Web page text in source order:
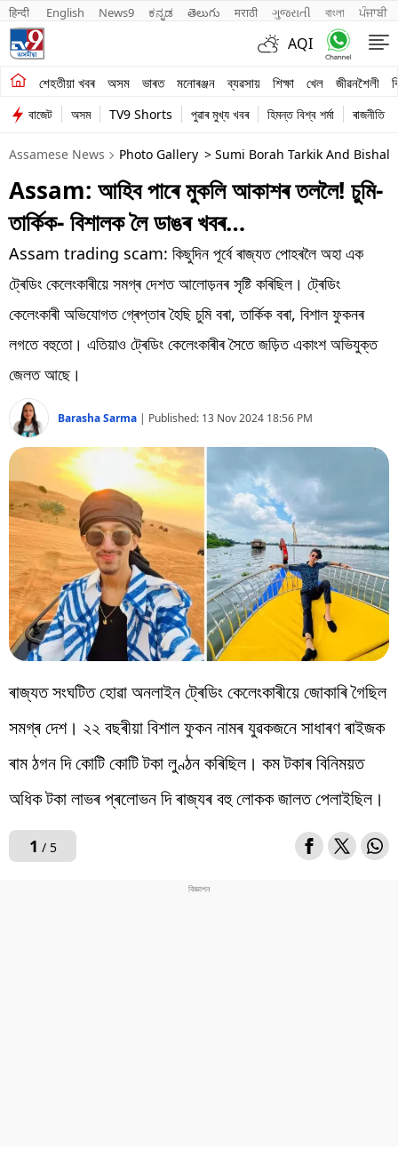
हिन्दी English News9 ಕನ್ನಡ తెలుగు मराठी ગુજરાતી বাংলা ਪੰਜਾਬੀ
AQI
শেহতীয়া খবৰ অসম ভাৰত মনোৰঞ্জন ব্যৱসায় শিক্ষা খেল জীৱনশৈলী
শেহতীয়া খবৰ
অসম
ভাৰত
মনোৰঞ্জন
শিক্ষা
খেল
বিশ্ব
প্ৰযুক্তি
Videos
বাজেট অসম TV9 Shorts পুৱাৰ মুখ্য খবৰ হিমন্ত বিশ্ব শৰ্মা ৰাজনীতি
Assamese News Photo Gallery > Sumi Borah Tarkik And
Assam: আহিব পাৰে মুকলি আকাশৰ তললৈ! চুমি-
তাৰ্কিক- বিশালক লৈ ডাঙৰ খবৰ…
Assam trading scam: কিছুদিন পূৰ্বে ৰাজ্যত পোহৰলৈ অহা এক
ট্ৰেডিং কেলেংকাৰীয়ে সমগ্ৰ দেশত আলোড়নৰ সৃষ্টি কৰিছিল। ট্ৰেডিং
কেলেংকাৰী অভিযোগত গ্ৰেপ্তাৰ হৈছি চুমি বৰা, তাৰ্কিক বৰা, বিশাল ফুকনৰ
লগতে বহুতো। এতিয়াও ট্ৰেডিং কেলেংকাৰীৰ সৈতে জড়িত একাংশ অভিযুক্ত
জেলত আছে।
Barasha Sarma | Published: 13 Nov 2024 18:56 PM
ৰাজ্যত সংঘটিত হোৱা অনলাইন ট্ৰেডিং কেলেংকাৰীয়ে জোকাৰি গৈছিল
সমগ্ৰ দেশ। ২২ বছৰীয়া বিশাল ফুকন নামৰ যুৱকজনে সাধাৰণ ৰাইজক
ৰাম ঠগন দি কোটি কোটি টকা লুণ্ঠন কৰিছিল। কম টকাৰ বিনিময়ত
অধিক টকা লাভৰ প্ৰলোভন দি ৰাজ্যৰ বহু লোকক জালত পেলাইছিল।
1 / 5